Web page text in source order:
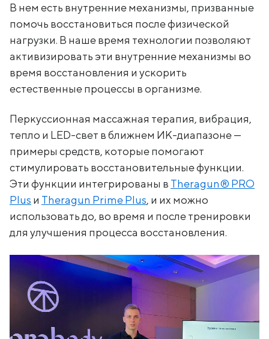
В нем есть внутренние механизмы, призванные
помочь восстановиться после физической
нагрузки. В наше время технологии позволяют
активизировать эти внутренние механизмы во
время восстановления и ускорить
естественные процессы в организме.
Перкуссионная массажная терапия, вибрация,
тепло и LED-свет в ближнем ИК-диапазоне —
примеры средств, которые помогают
стимулировать восстановительные функции.
Эти функции интегрированы в Theragun® PRO
Plus и Theragun Prime Plus, и их можно
использовать до, во время и после тренировки
для улучшения процесса восстановления.